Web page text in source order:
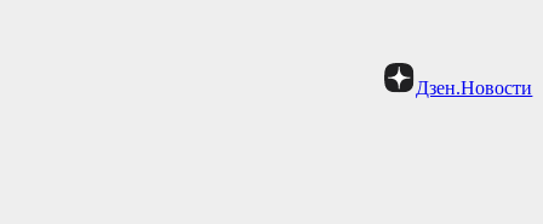
Дзен.Новости